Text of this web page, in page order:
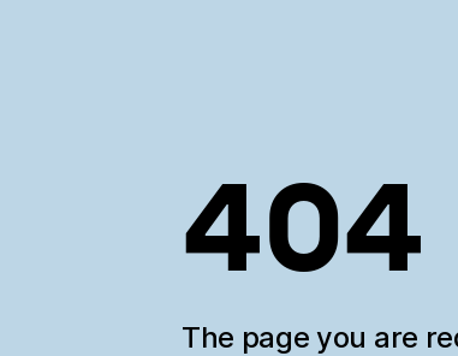
404
The page you are